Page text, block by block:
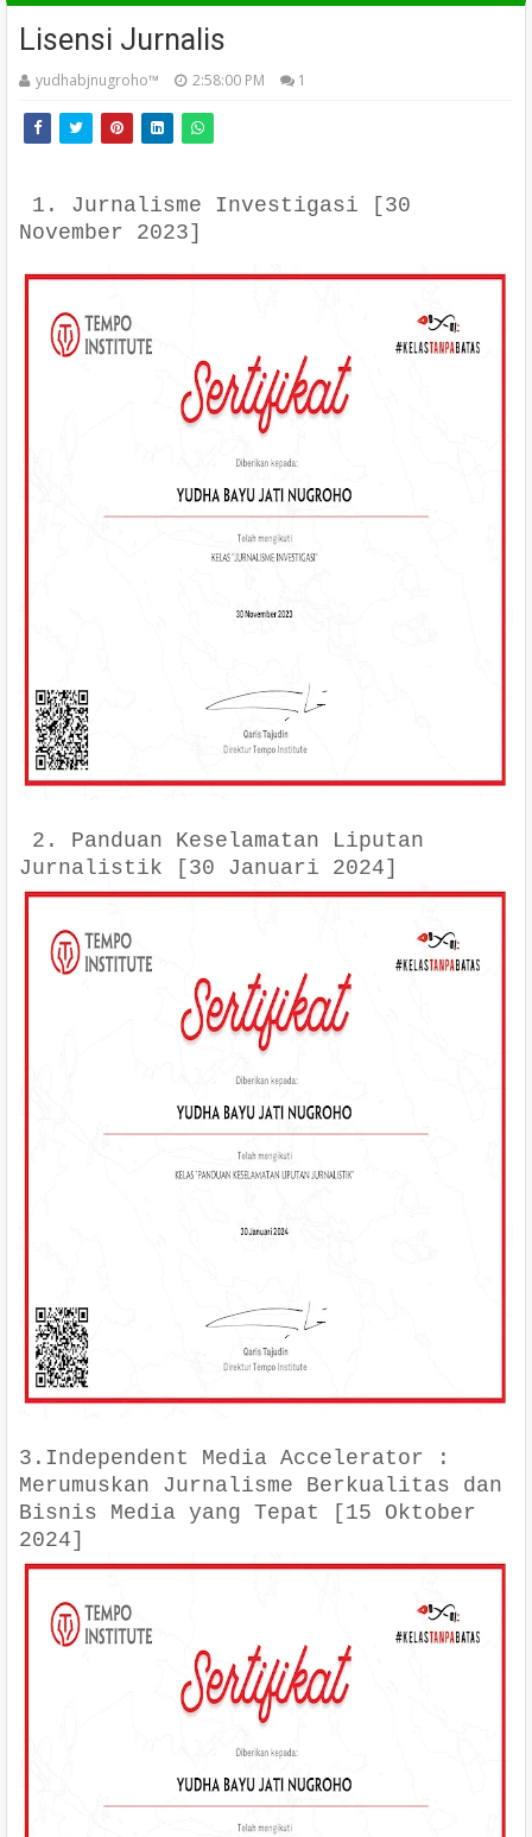
Lisensi Jurnalis
yudhabjnugroho™️ 2:58:00 PM 1
1. Jurnalisme Investigasi [30
November 2023]
2. Panduan Keselamatan Liputan
Jurnalistik [30 Januari 2024]
3.Independent Media Accelerator :
Merumuskan Jurnalisme Berkualitas dan
Bisnis Media yang Tepat [15 Oktober
2024]